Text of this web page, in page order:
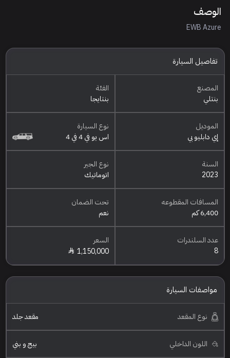
الوصف
EWB Azure
تفاصيل السيارة
المصنع
بنتلي
الفئة
بنتايجا
الموديل
إي دابليو بي
نوع السيارة
اس يو في 4 في 4
السنة
2023
نوع الجير
اتوماتيك
المسافات المقطوعه
6,400 كم
تحت الضمان
نعم
عدد السلندرات
8
السعر
1,150,000
مواصفات السيارة
نوع المقعد مقعد جلد
اللون الداخلي بيج و بني